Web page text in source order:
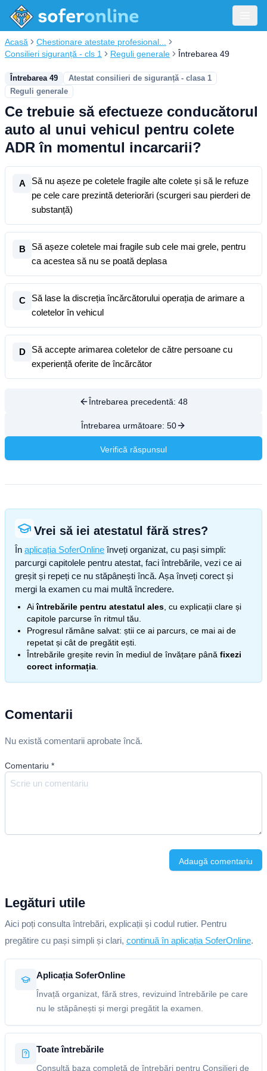
Acasă
Chestionare atestate profesional...
Consilieri siguranță - cls 1
Reguli generale Întrebarea 49
Întrebarea 49
Atestat consilieri de siguranță - clasa 1
Reguli generale
Ce trebuie să efectueze conducătorul
auto al unui vehicul pentru colete
ADR în momentul incarcarii?
A
Să nu așeze pe coletele fragile alte colete și să le refuze
pe cele care prezintă deteriorări (scurgeri sau pierderi de
substanță)
B
Să așeze coletele mai fragile sub cele mai grele, pentru
ca acestea să nu se poată deplasa
C
Să lase la discreția încărcătorului operația de arimare a
coletelor în vehicul
D
Să accepte arimarea coletelor de către persoane cu
experiență oferite de încărcător
Întrebarea precedentă: 48
Întrebarea următoare: 50
Verifică răspunsul
Vrei să iei atestatul fără stres?
În aplicația SoferOnline înveți organizat, cu pași simpli:
parcurgi capitolele pentru atestat, faci întrebările, vezi ce ai
greșit și repeți ce nu stăpânești încă. Așa înveți corect și
mergi la examen cu mai multă încredere.
Aiîntrebările pentru atestatul ales , cu explicații clare și
capitole parcurse în ritmul tău.
Progresul rămâne salvat: știi ce ai parcurs, ce mai ai de
repetat și cât de pregătit ești.
Întrebările greșite revin în mediul de învățare până fixezi
corect informația
Comentarii
Nu există comentarii aprobate încă.
Comentariu *
Adaugă comentariu
Legături utile
Aici poți consulta întrebări, explicații și codul rutier. Pentru
pregătire cu pași simpli și clari, continuă în aplicația SoferOnline.
Aplicația SoferOnline
Învață organizat, fără stres, revizuind întrebările pe care
nu le stăpânești și mergi pregătit la examen.
Toate întrebările
Consultă baza completă de întrebări pentru Consilieri de